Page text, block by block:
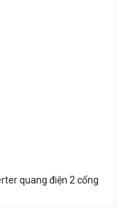
quang điện 2 cổng